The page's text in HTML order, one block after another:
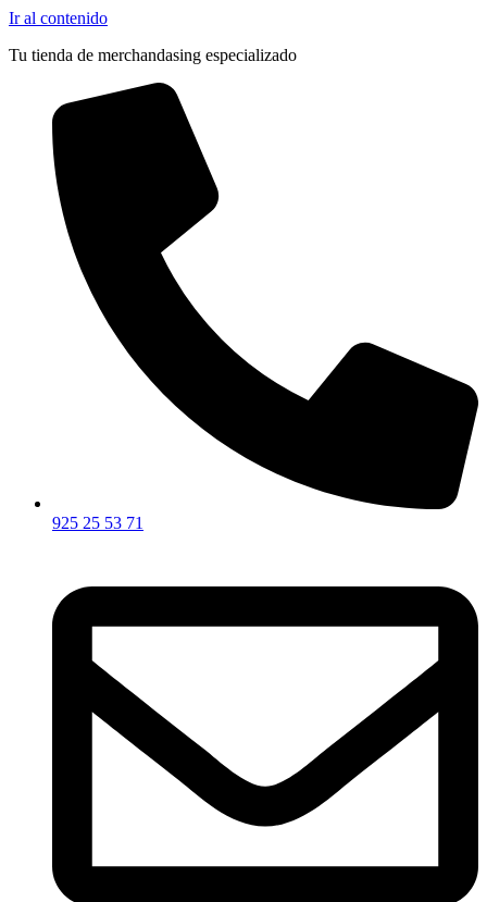
Ir al contenido
Tu tienda de merchandasing especializado
925 25 53 71